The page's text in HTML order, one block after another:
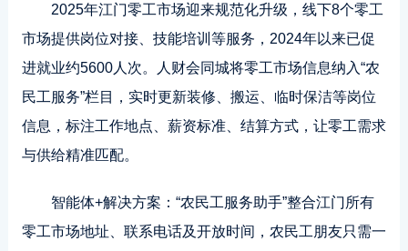
2025年江门零工市场迎来规范化升级，线下8个零工
市场提供岗位对接、技能培训等服务，2024年以来已促
进就业约5600人次。人财会同城将零工市场信息纳入“农
民工服务”栏目，实时更新装修、搬运、临时保洁等岗位
信息，标注工作地点、薪资标准、结算方式，让零工需求
与供给精准匹配。
智能体+解决方案：“农民工服务助手”整合江门所有
零工市场地址、联系电话及开放时间，农民工朋友只需一